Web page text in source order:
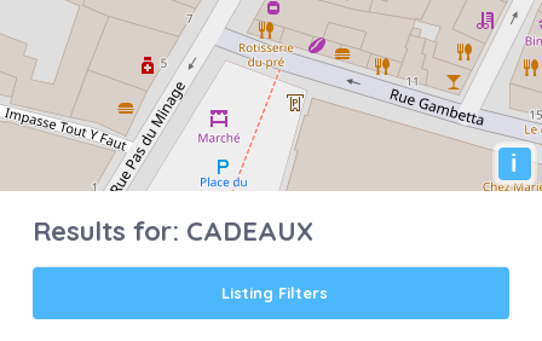
i
Results for: CADEAUX
Listing Filters